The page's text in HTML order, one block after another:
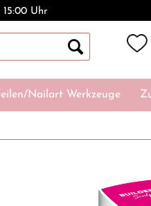
Uhr
Nailart Werkzeuge